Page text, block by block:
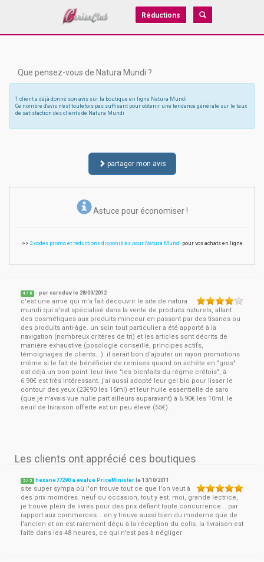
Réductions
Que pensez-vous de Natura Mundi ?
1 client a déjà donné son avis sur la boutique en ligne Natura Mundi
Ce nombre d'avis n'est toutefois pas suffisant pour obtenir une tendance générale sur le taux
de satisfaction des clients de Natura Mundi
partager mon avis
Astuce pour économiser !
>> 3 codes promo et réductions disponibles pour Natura Mundi pour vos achats en ligne
4 / 5 - parcarodav le 28/09/2012
c'est une amie qui m'a fait découvrir le site de natura
mundi qui s'est spécialisé dans la vente de produits naturels, allant
des cosmétiques aux produits minceur en passant par des tisanes ou
des produits anti-âge. un soin tout particulier a été apporté à la
navigation (nombreux critères de tri) et les articles sont décrits de
manière exhaustive (posologie conseillé, principes actifs,
témoignages de clients...). il serait bon d'ajouter un rayon promotions
même si le fait de bénéficier de remises quand on achète en "gros"
est déjà un bon point. leur livre "les bienfaits du régme crétois", à
6.90€ est très intéressant. j'ai aussi adopté leur gel bio pour lisser le
contour des yeux (23€90 les 15ml) et leur huile essentielle de saro
(que je n'avais vue nulle part ailleurs auparavant) à 6.90€ les 10ml. le
seuil de livraison offerte est un peu élevé (55€).
Les clients ont apprécié ces boutiques
5 / 5 hexane77290 a évalué PriceMinister le13/10/2011
site super sympa où l'on trouve tout ce que l'on veut à
des prix moindres. neuf ou occasion, tout y est. moi, grande lectrice,
je trouve plein de livres pour des prix défiant toute concurrence... par
rapport aux commerces... on y trouve aussi bien du moderne que de
l'ancien et on est rarement déçu à la réception du colis. la livraison est
faite dans les 48 heures, ce qui n'est pas à négliger